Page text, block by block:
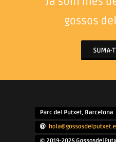
gossos
SUMA-
Parc del Putxet, Barcelona